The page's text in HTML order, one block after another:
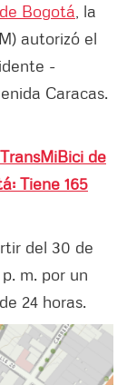
Bogotá , la
autorizó el
-
Caracas.
de
Tiene 165
del 30 de
m. por un
24 horas.